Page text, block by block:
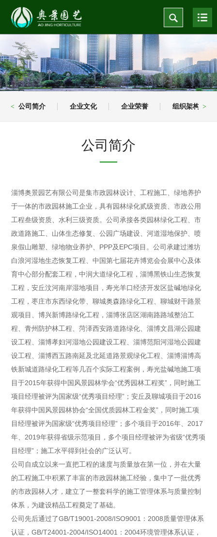
公司简介 企业文化 企业荣誉 组织架构
< >
公司简介
淄博奥景园艺有限公司是集市政园林设计、工程施工、绿地养护
于一体的市政园林施工企业，具有园林绿化贰级资质、市政公用
工程叁级资质、水利三级资质。公司承接各类园林绿化工程、市
政道路施工、山体生态修复、公园广场建设、河道湿地保护、喷
泉假山雕塑、绿地物业养护、PPP及EPC项目。公司承建过潍坊
白浪河湿地生态恢复工程、中国第七届花卉博览会会展中心及体
育中心部分配套工程，中润大道绿化工程，淄博黑铁山生态恢复
工程，安丘汶河南岸湿地项目，寿光羊口经济开发区盐碱地绿化
工程，枣庄市东西绿化带、聊城奥森路绿化工程、聊城财干路景
观项目、博兴新博路绿化工程，淄博张店区湖南路路域整治工
程、青州防护林工程、菏泽西安路道路绿化、淄博文昌湖公园建
设工程、淄博孝妇河湿地公园建设工程、淄博范阳河湿地公园建
设工程、淄博西五路南延及北延道路景观绿化工程、淄博淄博高
铁新城道路绿化工程等几百个实际工程案例，寿光盐碱地施工项
目于2015年获得中国风景园林学会“优秀园林工程奖”，同时施工
项目经理被评为国家级“优秀项目经理”；安丘及聊城项目于2016
年获得中国风景园林协会“全国优质园林工程金奖”，同时施工项
目经理被评为国家级“优秀项目经理”；多个项目于2016年、2017
年、2019年获得省级示范项目，多个项目经理被评为省级“优秀项
目经理”；施工水平得到社会的广泛认可。
公司自成立以来一直把工程的速度与质量放在第一位，并在大量
的工程施工中积累了丰富的市政园林施工经验，集中了一批优秀
的市政园林人才，建立了一整套科学的施工管理体系与质量控制
体系，为建设精品工程奠定了基础。
公司先后通过了GB/T19001-2008/ISO9001：2008质量管理体系
认证，GB/T24001-2004/ISO14001：2004环境管理体系认证，